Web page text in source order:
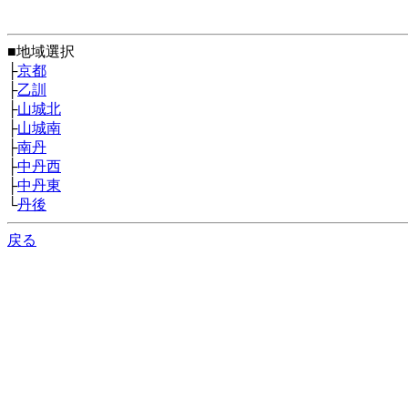
■地域選択
├京都
├乙訓
├山城北
├山城南
├南丹
├中丹西
├中丹東
└丹後
戻る